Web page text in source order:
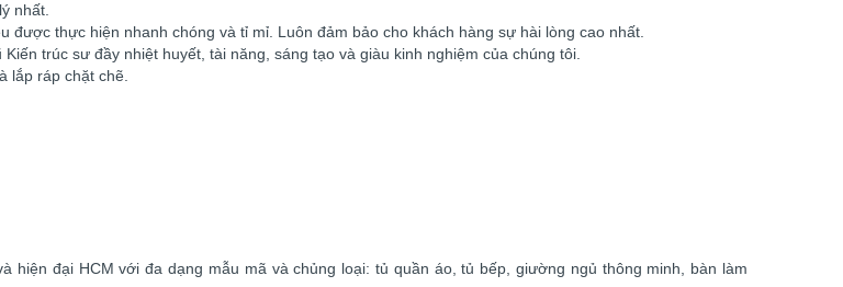
nhất.
thực hiện nhanh chóng và tỉ mỉ. Luôn đảm bảo cho khách hàng sự hài lòng cao nhất.
trúc sư đầy nhiệt huyết, tài năng, sáng tạo và giàu kinh nghiệm của chúng tôi.
lắp ráp chặt chẽ.
hiện đại HCM với đa dạng mẫu mã và chủng loại: tủ quần áo, tủ bếp, giường ngủ thông minh, bàn làm